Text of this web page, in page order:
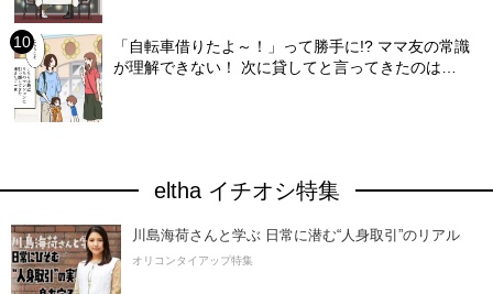
「自転車借りたよ～！」って勝手に!? ママ友の常識
が理解できない！ 次に貸してと言ってきたのは…
eltha イチオシ特集
川島海荷さんと学ぶ 日常に潜む“人身取引”のリアル
オリコンタイアップ特集